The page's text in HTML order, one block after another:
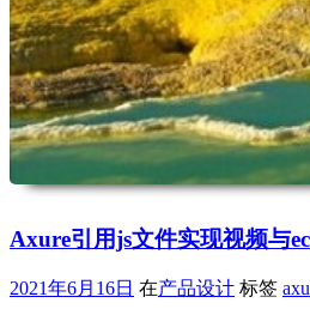
Axure引用js文件实现视频与
2021年6月16日 在产品设计 标签